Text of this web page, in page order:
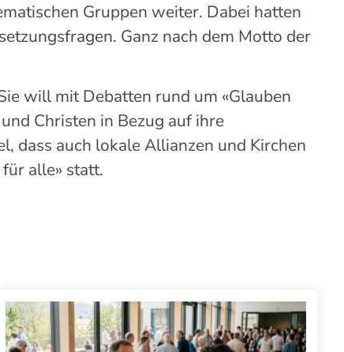
Gruppen weiter. Dabei hatten
Ganz nach dem Motto der
will mit Debatten rund um «Glauben
Christen in Bezug auf ihre
dass auch lokale Allianzen und Kirchen
für alle» statt.